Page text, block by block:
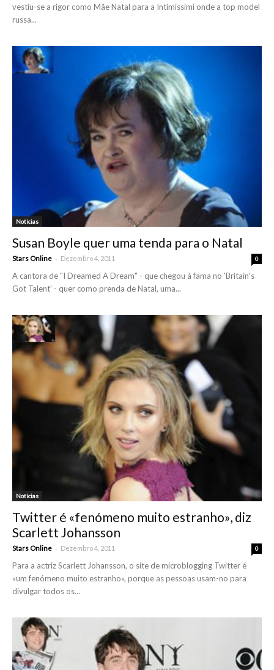
vestiu-se a rigor como Mãe Natal para a Intimissimi onde a top model
russa...
Noticias
Susan Boyle quer uma tenda para o Natal
Stars Online - Dezembro 4, 2011 0
A cantora de "I Dreamed A Dream" - que chegou à fama no 'Britain's
Got Talent' - quer como prenda de Natal, uma...
Noticias
Twitter é «fenómeno muito estranho», diz
Scarlett Johansson
Stars Online - Dezembro 4, 2011 0
Para a actriz Scarlett Johansson, o site de microblogging Twitter é
«um fenómeno muito estranho», porque as pessoas usam-no para
divulgar todos os...